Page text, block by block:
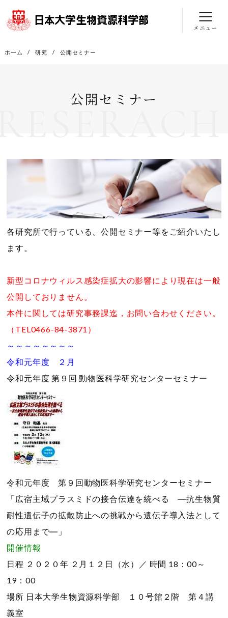
メニュー
ホーム 研究 公開セミナー
公開セミナー
各研究所で行っている、公開セミナー等をご紹介いたし
ます。
新型コロナウィルス感染症拡大の影響により現在は一般
公開しておりません。
本件に関しては研究事務課迄，お問い合わせください。
（TEL0466-84-3871）
～～～～～～～～
令和元年度 ２月
令和元年度 第９回 動物医科学研究センターセミナー
令和元年度 第９回動物医科学研究センターセミナー
「広宿主域プラスミドの接合伝達を統べる ―抗生物質
耐性遺伝子の拡散防止への挑戦から遺伝子導入法として
の応用まで―」
開催情報
日程 ２０２０年 ２月１２日（水）／ 時間 18：00～
19：00
場所 日本大学生物資源科学部 １０号館２階 第４講
義室